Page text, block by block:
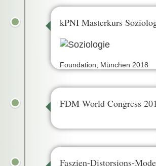
kPNI Masterkurs
Foundation, München 2018
FDM World Congress
Faszien-Distorsions-